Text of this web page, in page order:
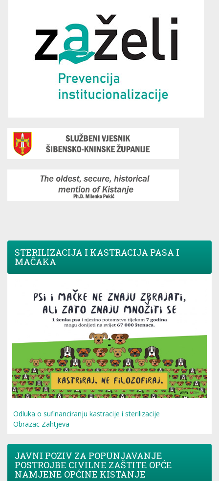
STERILIZACIJA I KASTRACIJA PASA I
MAČAKA
Odluka o sufinanciranju kastracije i sterilizacije
Obrazac Zahtjeva
JAVNI POZIV ZA POPUNJAVANJE
POSTROJBE CIVILNE ZAŠTITE OPĆE
NAMJENE OPĆINE KISTANJE